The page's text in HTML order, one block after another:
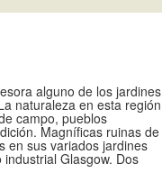
alguno de los jardines
naturaleza en esta región
campo, pueblos
Magníficas ruinas de
en sus variados jardines
Glasgow. Dos